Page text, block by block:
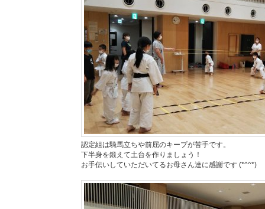
認定組は騎馬立ちや前屈のキープが苦手です。
下半身を鍛えて土台を作りましょう！
お手伝いしていただいてるお母さん達に感謝です (*^^*)